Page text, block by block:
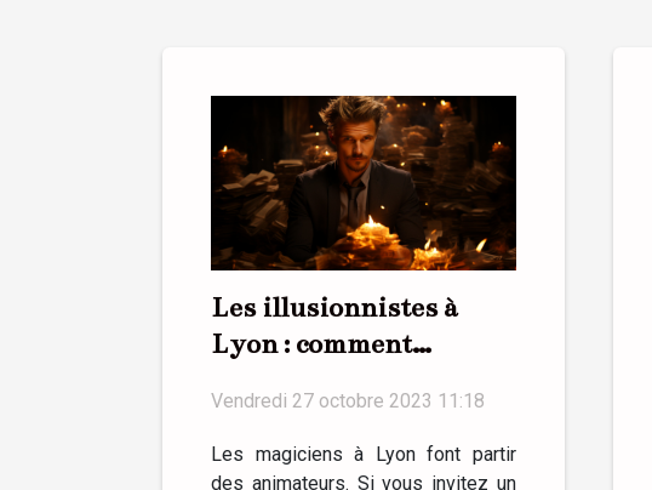
Les illusionnistes à
Lyon : comment
magicien ?
Vendredi 27 octobre 2023 11:18
Les magiciens à Lyon font partir
des animateurs. Si vous invitez un